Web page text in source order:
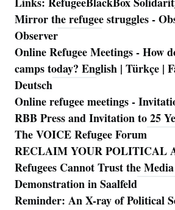
Mirror the refugee struggles -
Observer
Online Refugee Meetings - How
camps today? English | Türkçe |
Deutsch
Online refugee meetings -
RBB Press and Invitation to 25
The VOICE Refugee Forum
RECLAIM YOUR POLITICAL
Refugees Cannot Trust the
Demonstration in Saalfeld
Reminder: An X-ray of Political